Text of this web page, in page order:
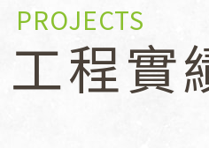
PROJECTS
工程實